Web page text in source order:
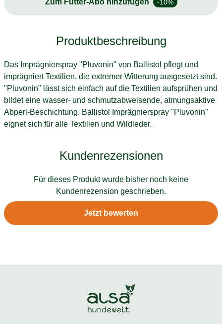
Zum Futter-Abo hinzufügen -10%
Produktbeschreibung
Das Imprägnierspray "Pluvonin" von Ballistol pflegt und
imprägniert Textilien, die extremer Witterung ausgesetzt sind.
"Pluvonin" lässt sich einfach auf die Textilien aufsprühen und
bildet eine wasser- und schmutzabweisende, atmungsaktive
Abperl-Beschichtung. Ballistol Imprägnierspray "Pluvonin"
eignet sich für alle Textilien und Wildleder.
Kundenrezensionen
Für dieses Produkt wurde bisher noch keine
Kundenrezension geschrieben.
Jetzt bewerten